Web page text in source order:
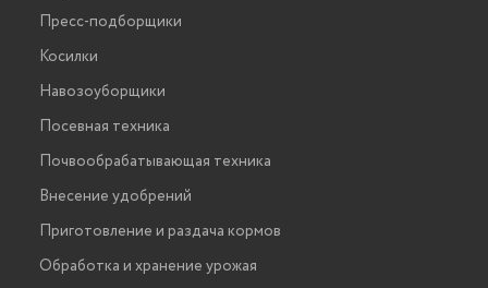
Пресс-подборщики
Косилки
Навозоуборщики
Посевная техника
Почвообрабатывающая техника
Внесение удобрений
Приготовление и раздача кормов
Обработка и хранение урожая